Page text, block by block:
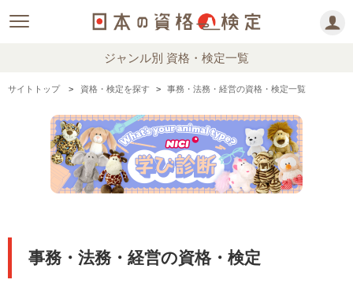
ジャンル別 資格・検定一覧
サイトトップ 資格・検定を探す 事務・法務・経営の資格・検定一覧
事務・法務・経営の資格・検定